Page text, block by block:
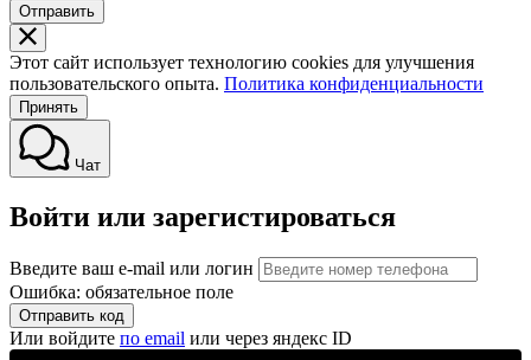
Отправить
Этот сайт использует технологию cookies для улучшения
пользовательского опыта. Политика конфиденциальности
Принять
Чат
Войти или зарегистироваться
Введите ваш e-mail или логин
Ошибка: обязательное поле
Отправить код
Или войдите по email или через яндекс ID